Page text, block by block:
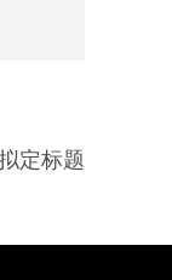
定标题